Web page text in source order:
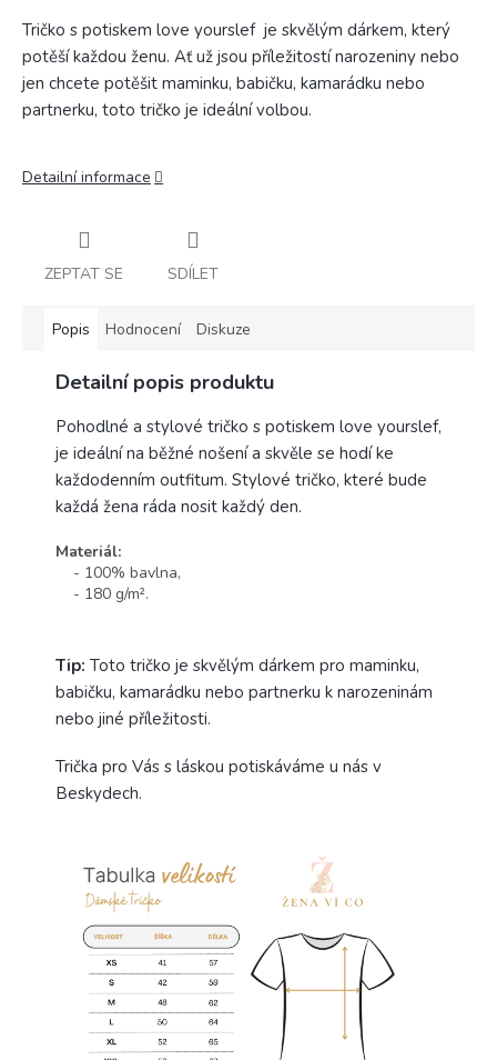
Tričko s potiskem love yourslef je skvělým dárkem, který
potěší každou ženu. Ať už jsou příležitostí narozeniny nebo
jen chcete potěšit maminku, babičku, kamarádku nebo
partnerku, toto tričko je ideální volbou.
Detailní informace
ZEPTAT SE SDÍLET
Popis Hodnocení Diskuze
Detailní popis produktu
Pohodlné a stylové tričko s potiskem love yourslef,
je ideální na běžné nošení a skvěle se hodí ke
každodenním outfitum. Stylové tričko, které bude
každá žena ráda nosit každý den.
Materiál:
- 100% bavlna,
- 180 g/m².
Tip: Toto tričko je skvělým dárkem pro maminku,
babičku, kamarádku nebo partnerku k narozeninám
nebo jiné příležitosti.
Trička pro Vás s láskou potiskáváme u nás v
Beskydech.